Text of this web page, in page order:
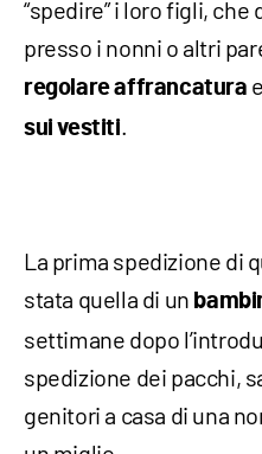
“spedire” i loro figli,
presso i nonni o altri
regolare affrancatura
sui vestiti.
La prima spedizione di
stata quella di un
settimane dopo
spedizione dei pacchi,
genitori a casa di una